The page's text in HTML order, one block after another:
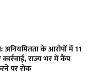
अनियमितता के आरोपों में 11
राज्य भर में कैंप
पर रोक